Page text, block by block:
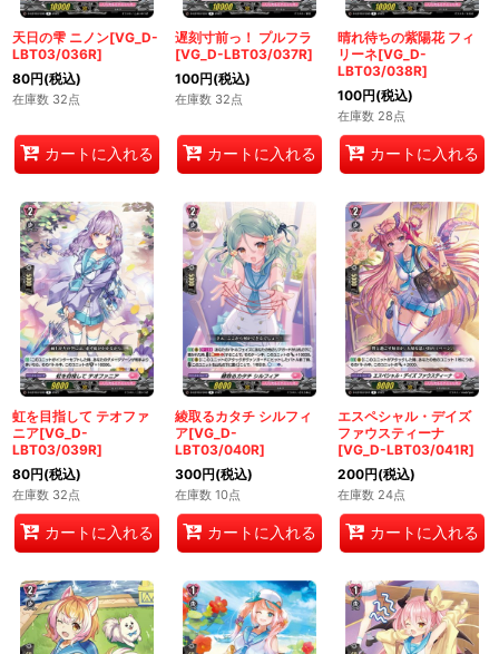
天日の雫 ニノン[VG_D-
LBT03/036R]
80円(税込)
在庫数 32点
カートに入れる
遅刻寸前っ！ プルフラ
[VG_D-LBT03/037R]
100円(税込)
在庫数 32点
カートに入れる
晴れ待ちの紫陽花 フィ
リーネ[VG_D-
LBT03/038R]
100円(税込)
在庫数 28点
カートに入れる
虹を目指して テオファ
ニア[VG_D-
LBT03/039R]
80円(税込)
在庫数 32点
カートに入れる
綾取るカタチ シルフィ
ア[VG_D-
LBT03/040R]
300円(税込)
在庫数 10点
カートに入れる
エスペシャル・デイズ
ファウスティーナ
[VG_D-LBT03/041R]
200円(税込)
在庫数 24点
カートに入れる